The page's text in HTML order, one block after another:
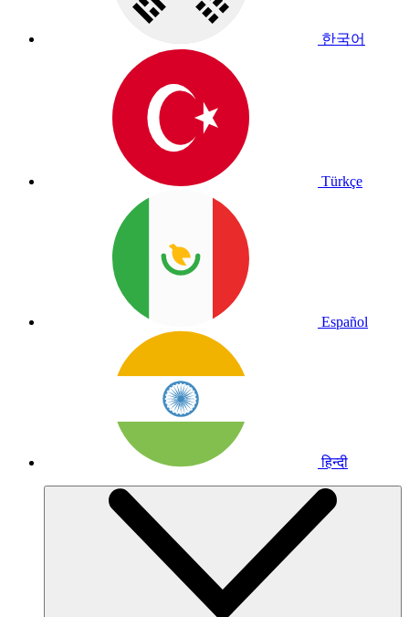
한국어
Türkçe
Español
हिन्दी